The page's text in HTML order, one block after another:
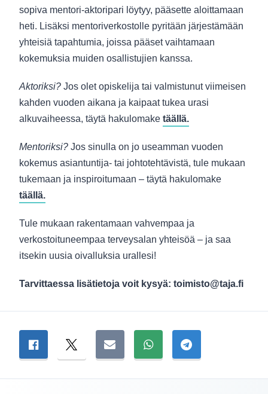
sopiva mentori-aktoripari löytyy, pääsette aloittamaan
heti. Lisäksi mentoriverkostolle pyritään järjestämään
yhteisiä tapahtumia, joissa pääset vaihtamaan
kokemuksia muiden osallistujien kanssa.
Aktoriksi? Jos olet opiskelija tai valmistunut viimeisen
kahden vuoden aikana ja kaipaat tukea urasi
alkuvaiheessa, täytä hakulomake täällä.
Mentoriksi? Jos sinulla on jo useamman vuoden
kokemus asiantuntija- tai johtotehtävistä, tule mukaan
tukemaan ja inspiroitumaan – täytä hakulomake
täällä.
Tule mukaan rakentamaan vahvempaa ja
verkostoituneempaa terveysalan yhteisöä – ja saa
itsekin uusia oivalluksia urallesi!
Tarvittaessa lisätietoja voit kysyä: toimisto@taja.fi
Jaa sivu
Jaa Facebookissa
Jaa TwitterissäJaa sähköpostitse
Jaa WhatsAppissa
Jaa